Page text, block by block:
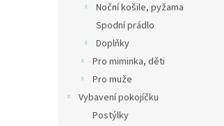
Noční košile, pyžama
Spodní prádlo
Doplňky
Pro miminka, děti
Pro muže
Vybavení pokojíčku
Postýlky